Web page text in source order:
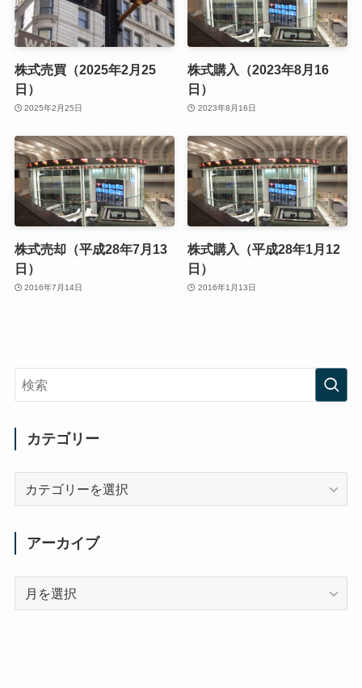
株式売買（2025年2月25
日）
2025年2月25日
株式購入（2023年8月16
日）
2023年8月16日
株式売却（平成28年7月13
日）
2016年7月14日
株式購入（平成28年1月12
日）
2016年1月13日
カテゴリー
アーカイブ